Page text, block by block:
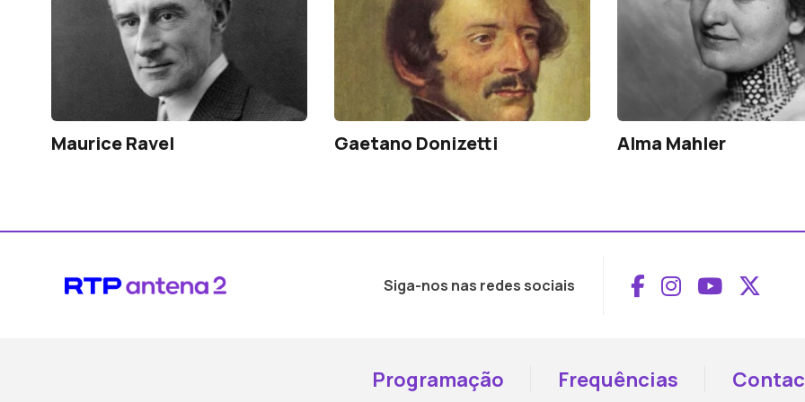
Maurice Ravel Gaetano Donizetti Alma Mahler
Siga-nos nas redes sociais Aceder ao
Aceder ao
Aceder
Programação Frequências